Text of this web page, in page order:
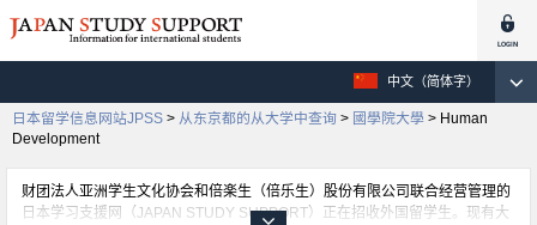
中文（简体字）
日本留学信息网站JPSS > 从东京都的从大学中查询 > 國學院大學 > Human
Development
财团法人亚洲学生文化协会和倍楽生（倍乐生）股份有限公司联合经营管理的
日本学习支援网（JAPAN STUDY SUPPORT）正在招收外国留学生。现有大